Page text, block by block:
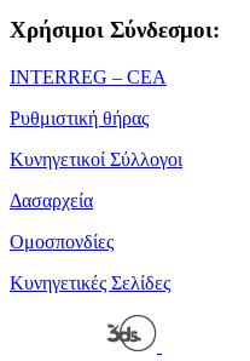
Χρήσιμοι Σύνδεσμοι:
ΙΝΤΕRREG – CEA
Ρυθμιστική θήρας
Κυνηγετικοί Σύλλογοι
Δασαρχεία
Ομοσπονδίες
Κυνηγετικές Σελίδες